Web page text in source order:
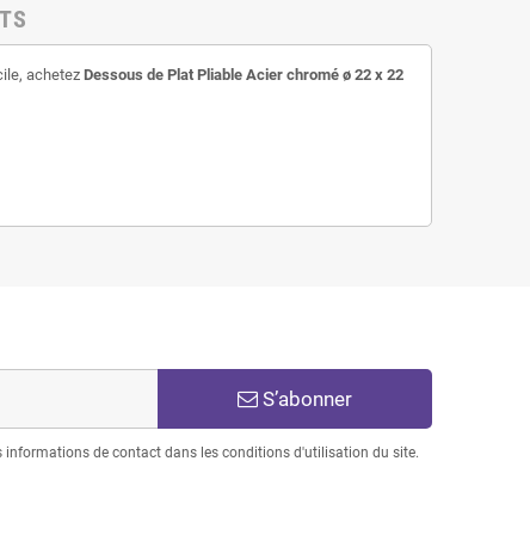
achetez Dessous de Plat Pliable Acier chromé ø 22 x 22
S’abonner
de contact dans les conditions d'utilisation du site.